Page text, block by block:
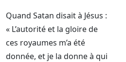
Quand Satan disait à Jésus :
« L’autorité et la gloire de
ces royaumes m’a été
donnée, et je la donne à qui